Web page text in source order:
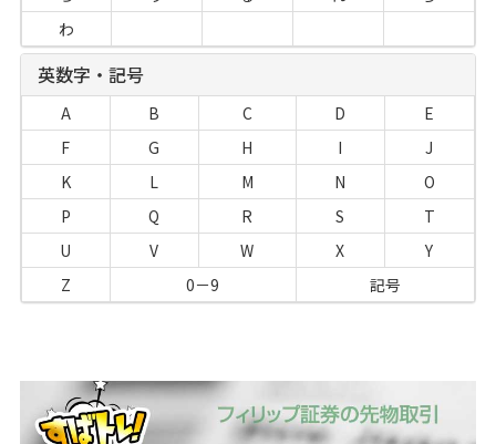
わ
英数字・記号
A B C D
E
F
G H I
J
K
L M N
O
P
Q R S
T
U
V W X
Y
Z
0－9 記号